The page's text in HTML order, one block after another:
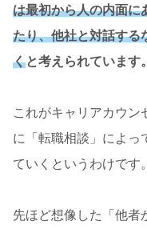
は最初から人の内面に
たり、他社と対話する
くと考えられています。
これがキャリアカウン
に「転職相談」によっ
ていくというわけです。
先ほど想像した「他者